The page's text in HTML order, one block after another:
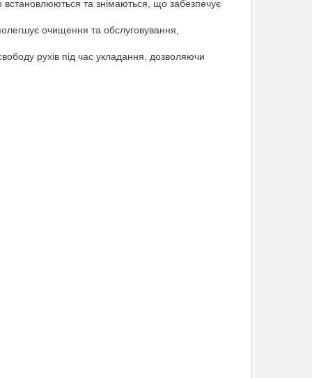
встановлюються та знімаються, що забезпечує
очищення та обслуговування,
рухів під час укладання, дозволяючи